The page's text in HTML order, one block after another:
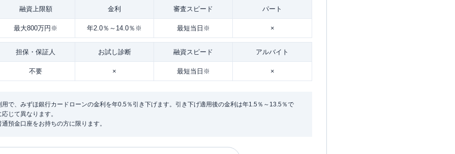
融資上限額 金利 審査スピード パート
最大800万円※ 年2.0％～14.0％※ 最短当日※ ×
担保・ 保証人 お試し診断 融資スピード アルバイト
不要 × 最短当日※ ×
で、みずほ銀行カードローンの金利を年0.5％引き下げます。引き下げ適用後の金利は年1.5％～13.5％で
じて異なります。
預金口座をお持ちの方に限ります。